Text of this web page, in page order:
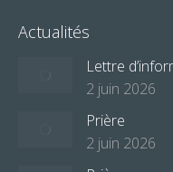
Actualités
Lettre
2 juin 2026
Prière
2 juin 2026